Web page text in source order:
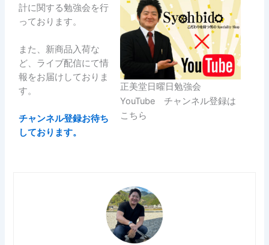
計に関する勉強会を行
っております。
また、新商品入荷な
ど、ライブ配信にて情
報をお届けしておりま
す。
チャンネル登録お待ち
しております。
正美堂日曜日勉強会
YouTube チャンネル登録は
こちら